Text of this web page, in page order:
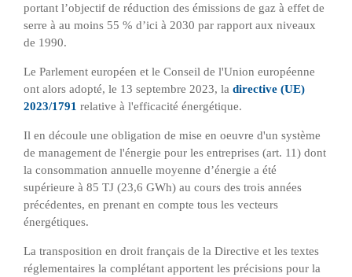
portant l’objectif de réduction des émissions de gaz à effet de
serre à au moins 55 % d’ici à 2030 par rapport aux niveaux
de 1990.
Le Parlement européen et le Conseil de l'Union européenne
ont alors adopté, le 13 septembre 2023, la directive (UE)
2023/1791 relative à l'efficacité énergétique.
Il en découle une obligation de mise en oeuvre d'un système
de management de l'énergie pour les entreprises (art. 11) dont
la consommation annuelle moyenne d’énergie a été
supérieure à 85 TJ (23,6 GWh) au cours des trois années
précédentes, en prenant en compte tous les vecteurs
énergétiques.
La transposition en droit français de la Directive et les textes
réglementaires la complétant apportent les précisions pour la